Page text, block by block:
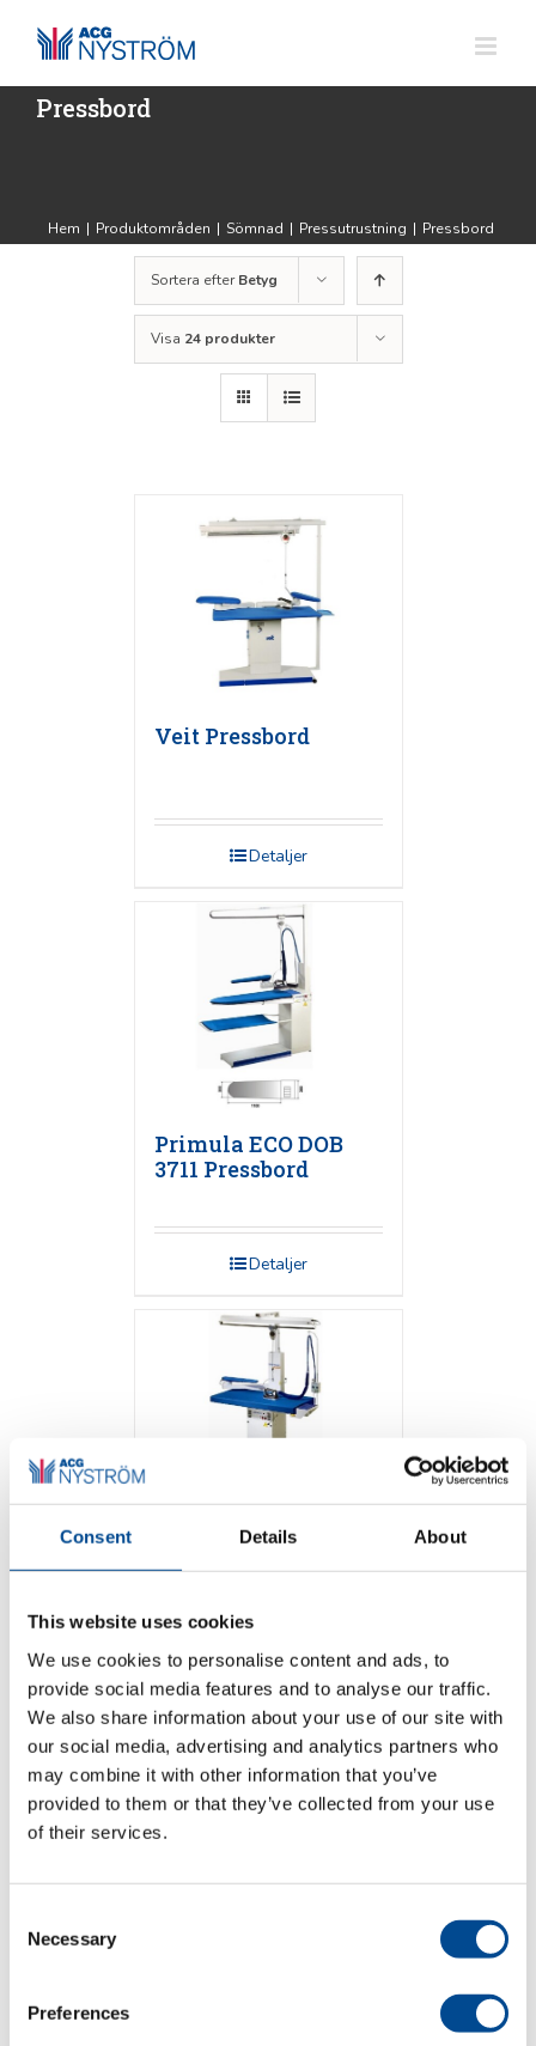
Consent Details About
This website uses cookies
We use cookies to personalise content and ads, to
provide social media features and to analyse our traffic.
We also share information about your use of our site with
our social media, advertising and analytics partners who
may combine it with other information that you’ve
provided to them or that they’ve collected from your use
of their services.
Selection
Necessary
Preferences
innehållet
Pressbord
Hem | Produktområden | Sömnad | Pressutrustning | Pressbord
Sortera efterBetyg
Visa 24 produkter
Veit Pressbord
Detaljer
Primula ECO DOB
3711 Pressbord
Detaljer
Primula FLEX 1365
Pressbord
Detaljer